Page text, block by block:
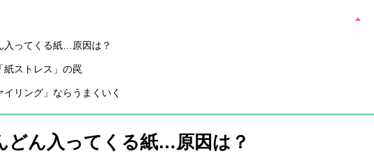
入ってくる紙…原因は？
紙ストレス」の罠
イリング」ならうまくいく
どん入ってくる紙…原因は？